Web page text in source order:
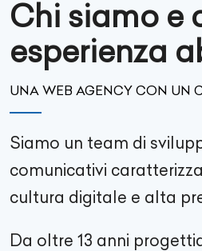
Chi siamo e
esperienza
UNA WEB AGENCY CON UN
Siamo un team di
comunicativi
cultura digitale e alta
Da oltre 13 anni